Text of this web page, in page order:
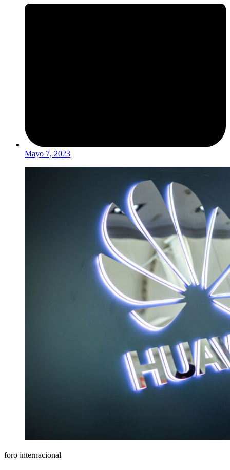
Mayo 7, 2023
foro internacional